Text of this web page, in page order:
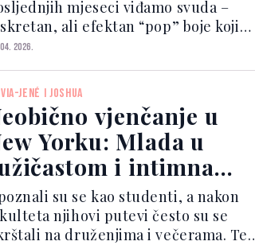
mjeseci viđamo svuda –
ali efektan “pop” boje koji
jednostavne kombinacije. Među
Gomez, koja je ovom trendu
svoju prepoz...
2026.
JENÉ I JOSHUA
vjenčanje u
Yorku: Mlada u
i intimna
su se kao studenti, a nakon
njihovi putevi često su se
na druženjima i večerama. Tek